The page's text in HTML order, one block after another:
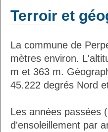
Terroir et
La commune de
mètres environ.
m et 363 m.
45.222 degrés Nord
Les années passées
d'ensoleillement par